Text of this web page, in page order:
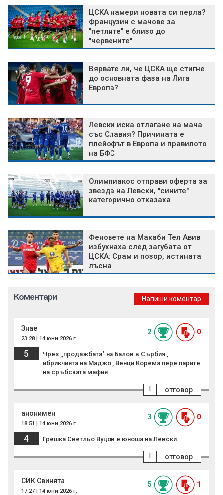
ЦСКА намери новата си перла?
Французин с мачове за
"петлите" е близо до
"червените"
Вярвате ли, че ЦСКА ще стигне
до основната фаза на Лига
Европа?
Левски иска отлагане на мача
със Славия? Причината е
плейофът в Европа и правилото
на БФС
Олимпиакос отправи оферта за
звезда на Левски, "сините"
категорично отказаха
Феновете на Макаби Тел Авив
избухнаха след загубата от
ЦСКА: Срам и позор, истината
лъсна
Коментари Напиши коментар
Знае
23:28 | 14 юни 2026 г.
2 0
5
Чрез ,,продажбата" на Балов в Сърбия ,
ибрикчията на Маджо , Венци Корема пере парите
на сръбската мафия .
отговор
!
анонимен
18:51 | 14 юни 2026 г.
3 0
4 Грешка Светльо Вуцов е юноша на Левски.
отговор
!
СИК Свинята
17:27 | 14 юни 2026 г.
5 1